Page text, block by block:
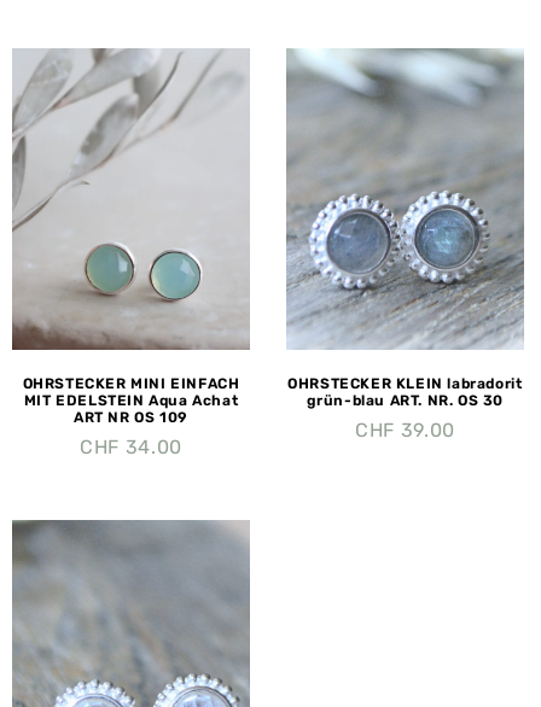
OHRSTECKER MINI EINFACH
MIT EDELSTEIN Aqua Achat
ART NR OS 109
CHF 34.00
OHRSTECKER KLEIN labradorit
grün-blau ART. NR. OS 30
CHF 39.00